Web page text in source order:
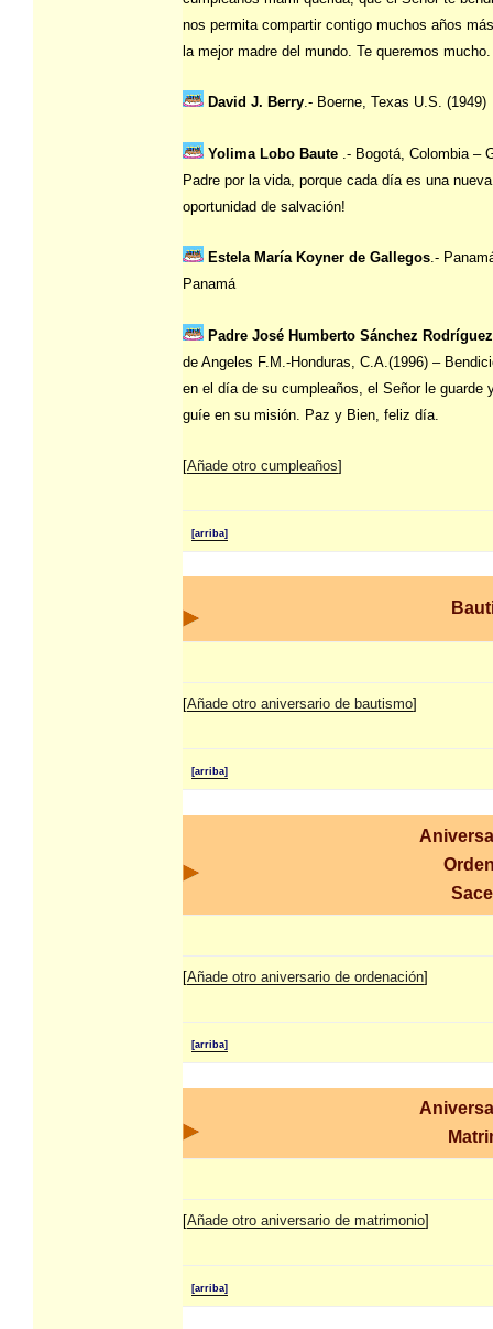
nos permita compartir contigo muchos años
la mejor madre del mundo. Te queremos mucho.
David J. Berry.- Boerne, Texas U.S. (1949)
Yolima Lobo Baute .- Bogotá, Colombia –
Padre por la vida, porque cada día es una nueva
oportunidad de salvación!
Estela María Koyner de Gallegos.-
Panamá
Padre José Humberto Sánchez Rodríguez
de Angeles F.M.-Honduras, C.A.(1996) –
en el día de su cumpleaños, el Señor le guarde
guíe en su misión. Paz y Bien, feliz día.
[Añade otro cumpleaños]
[arriba]
[Añade otro aniversario de bautismo]
[arriba]
[Añade otro aniversario de ordenación]
[arriba]
[Añade otro aniversario de matrimonio]
[arriba]